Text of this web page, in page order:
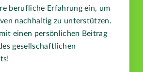
berufliche Erfahrung ein, um
nachhaltig zu unterstützen.
einen persönlichen Beitrag
gesellschaftlichen